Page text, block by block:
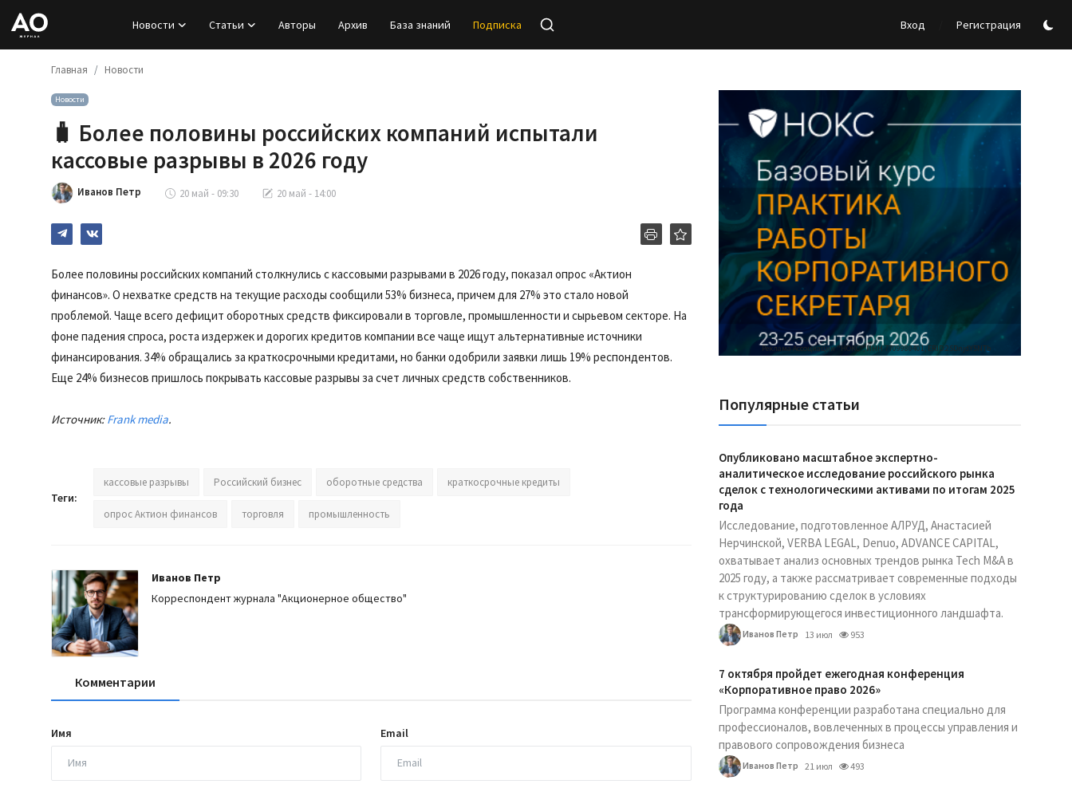
Новости Статьи Авторы Архив База знаний Подписка Вход Регистрация
Статьи
База знаний
Подписка
Главная Новости
Новости
🧳 Более половины российских компаний испытали
кассовые разрывы в 2026 году
Иванов Петр 20 май - 09:30 20 май - 14:00
Более половины российских компаний столкнулись с кассовыми разрывами в 2026 году, показал опрос «Актион
финансов». О нехватке средств на текущие расходы сообщили 53% бизнеса, причем для 27% это стало новой
проблемой. Чаще всего дефицит оборотных средств фиксировали в торговле, промышленности и сырьевом секторе. На
фоне падения спроса, роста издержек и дорогих кредитов компании все чаще ищут альтернативные источники
финансирования. 34% обращались за краткосрочными кредитами, но банки одобрили заявки лишь 19% респондентов.
Еще 24% бизнесов пришлось покрывать кассовые разрывы за счет личных средств собственников.
Источник:Frank media.
Теги:
кассовые разрывы Российский бизнес оборотные средства краткосрочные кредиты
опрос Актион финансов торговля промышленность
Иванов Петр
Корреспондент журнала "Акционерное общество"
Комментарии
Имя Email
Реклама Ассоциации "НОКС", ИНН 7709980401, ERID:2SDnjdY5NTb
Популярные статьи
Опубликовано масштабное экспертно-
аналитическое исследование российского рынка
сделок с технологическими активами по итогам 2025
года
Исследование, подготовленное АЛРУД, Анастасией
Нерчинской, VERBA LEGAL, Denuo, ADVANCE CAPITAL,
охватывает анализ основных трендов рынка Tech M&A в
2025 году, а также рассматривает современные подходы
к структурированию сделок в условиях
трансформирующегося инвестиционного ландшафта.
Иванов Петр 13 июл 953
7 октября пройдет ежегодная конференция
«Корпоративное право 2026»
Программа конференции разработана специально для
профессионалов, вовлеченных в процессы управления и
правового сопровождения бизнеса
Иванов Петр 21 июл 493